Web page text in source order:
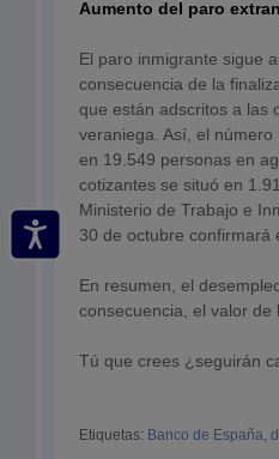
Aumento del paro
El paro inmigrante sigue
consecuencia de la
que están adscritos a las
veraniega. Así, el
en 19.549 personas en
cotizantes se situó en
Ministerio de Trabajo e
30 de octubre confirmará
En resumen, el
consecuencia, el valor de
Tú que crees ¿seguirán
Etiquetas: Banco de España,